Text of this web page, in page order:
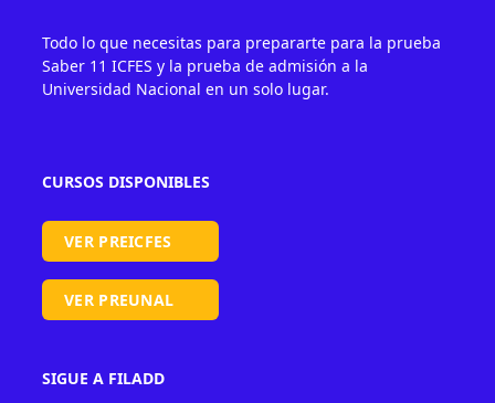
Todo lo que necesitas para prepararte para la prueba
Saber 11 ICFES y la prueba de admisión a la
Universidad Nacional en un solo lugar.
CURSOS DISPONIBLES
VER PREICFES
VER PREUNAL
SIGUE A FILADD